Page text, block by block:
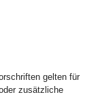
gelten für
zusätzliche